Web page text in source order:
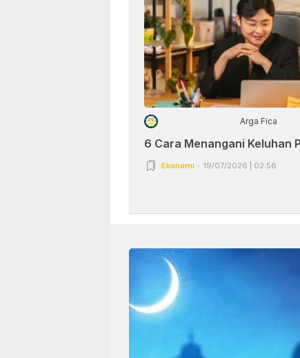
Arga Fica
6 Cara Menangani Keluhan
Ekonomi 19/07/2026 | 02:56